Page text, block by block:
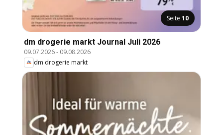
Seite 10
dm drogerie markt Journal Juli 2026
09.07.2026- 09.08.2026
dm drogerie markt